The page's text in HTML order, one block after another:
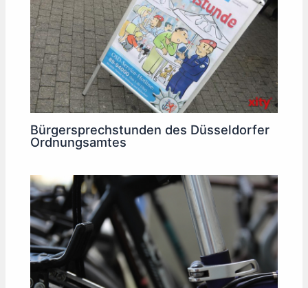
Bürgersprechstunden des Düsseldorfer
Ordnungsamtes